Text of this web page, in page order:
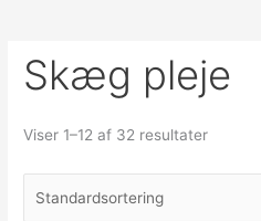
Skæg pleje
Viser 1–12 af 32 resultater